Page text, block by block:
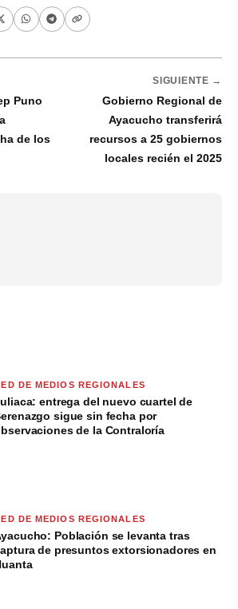
Puno
de los
SIGUIENTE →
Gobierno Regional de
Ayacucho transferirá
recursos a 25 gobiernos
locales recién el 2025
DE MEDIOS REGIONALES
entrega del nuevo cuartel de
sigue sin fecha por
de la Contraloría
DE MEDIOS REGIONALES
Población se levanta tras
de presuntos extorsionadores en